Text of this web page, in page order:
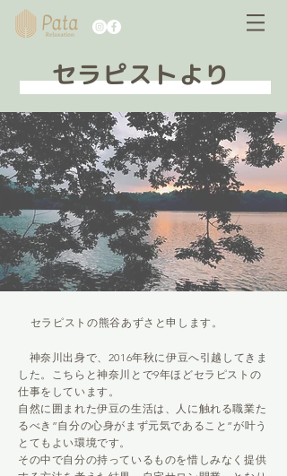
セラピストより
セラピストの熊谷あずさと申します。
神奈川出身で、2016年秋に伊豆へ引越してきま
した。 こちらと神奈川とで9年ほどセラピストの
仕事をしています。
自然に囲まれた伊豆の生活は、人に触れる職業た
るべき”自分の心身がまず元気であること”が叶う
とてもよい環境です。
その中で自分の持っているものを惜しみなく提供